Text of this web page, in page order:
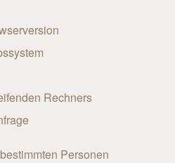
Rechners
Personen